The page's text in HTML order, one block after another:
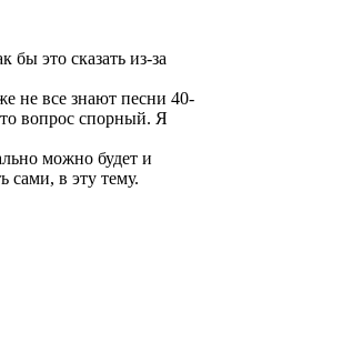
это сказать из-за
не все знают песни 40-
вопрос спорный. Я
можно будет и
сами, в эту тему.